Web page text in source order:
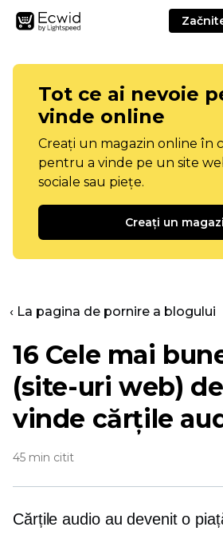
Tot ce ai nevoie
vinde online
Creați un magazin online în
pentru a vinde pe un site
sociale sau piețe.
Creați un
‹ La pagina de pornire a blogului
16 Cele mai
(site-uri web)
vinde cărțile
45 min citit
Cărțile audio au devenit o